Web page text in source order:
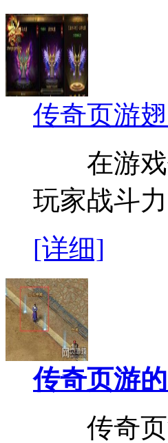
传奇页游
在游戏
玩家战斗
[详细]
传奇页游
传奇页